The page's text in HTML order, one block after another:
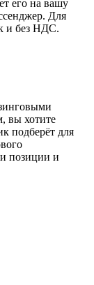
его на вашу
Для
и без НДС.
вы хотите
подберёт для
позиции и